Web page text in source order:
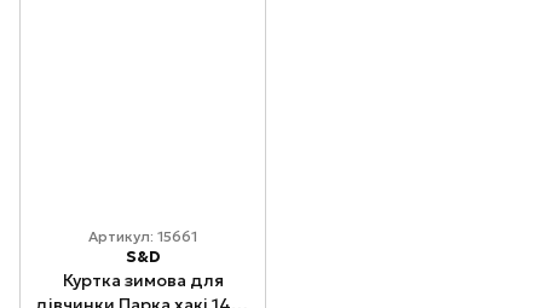
Артикул: 15661
S&D
Куртка зимова для